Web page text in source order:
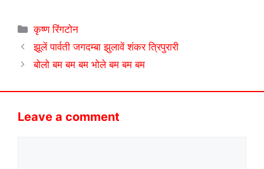
Categories
कृष्ण रिंगटोन
झूलें पार्वती जगदम्बा झुलावें शंकर त्रिपुरारी
बोलो बम बम बम भोले बम बम बम
Leave a comment